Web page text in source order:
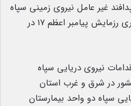
غیر عامل نیروی زمینی سپاه
در حوزه محرومیت زدایی طی برگزاری رزمایش پیامبر اعظم ۱۷ در
نیروی دریایی سپاه
در شرق و غرب استان
سپاه دو واحد بیمارستان